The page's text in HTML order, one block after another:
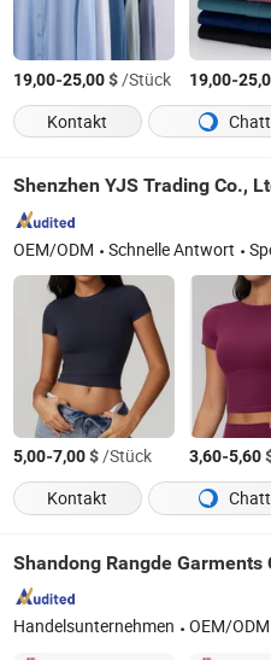
19,00-25,00$/Stück 19,00-
Kontakt
Shenzhen YJS Trading Co.,
OEM/ODM Schnelle Antwort Sport-
5,00-7,00$/Stück 3,60-5,60
Kontakt
Shandong Rangde Garments
Handelsunternehmen OEM/ODM